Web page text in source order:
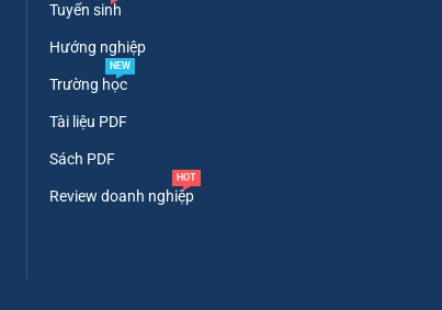
Tuyển sinh
Hướng nghiệp
Trường học
NEW
Tài liệu PDF
Sách PDF
Review doanh nghiệp
HOT